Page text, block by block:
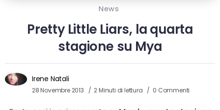
News
Pretty Little Liars, la quarta
stagione su Mya
Irene Natali
28 Novembre 2013 2 Minuti di lettura 0 Commenti